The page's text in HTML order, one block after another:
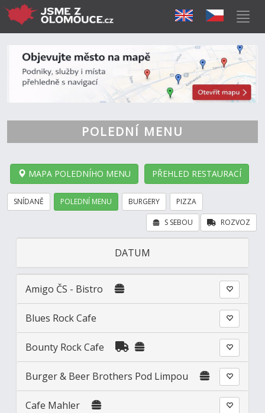
POLEDNÍ MENU
MAPA POLEDNÍHO MENU PŘEHLED RESTAURACÍ
SNÍDANĚ POLEDNÍ MENU BURGERY PIZZA
ROZVOZ
S SEBOU
DATUM
Amigo ČS - Bistro
Blues Rock Cafe
Bounty Rock Cafe
Burger & Beer Brothers Pod Limpou
Cafe Mahler